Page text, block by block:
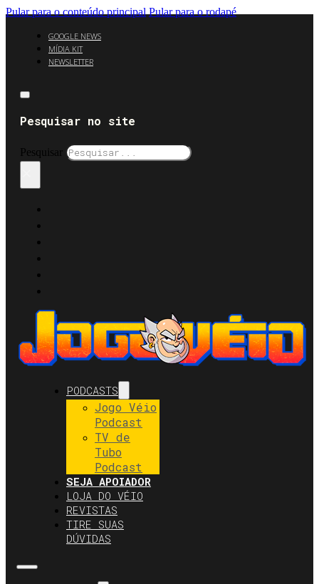
Pular para o conteúdo principal Pular para o rodapé
GOOGLE NEWS
MÍDIA KIT
NEWSLETTER
Pesquisar no site
Pesquisar
PODCASTS
Jogo Véio
Podcast
TV de
Tubo
Podcast
SEJA APOIADOR
LOJA DO VÉIO
REVISTAS
TIRE SUAS
DÚVIDAS